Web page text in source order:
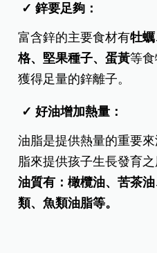
✓ 鋅要足夠：
富含鋅的主要食材有牡
格、堅果種子、蛋黃等
獲得足量的鋅離子。
✓ 好油增加熱量：
油脂是提供熱量的重要
脂來提供孩子生長發育
油質有：橄欖油、苦茶
類、魚類油脂等。